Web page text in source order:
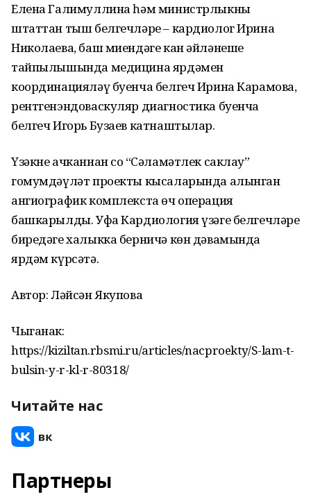
Елена Галимуллина һәм министрлыкның
штаттан тыш белгечләре – кардиолог Ирина
Николаева, баш миендәге кан әйләнеше
тайпылышында медицина ярдәмен
координацияләү буенча белгеч Ирина Карамова,
рентгенэндоваскуляр диагностика буенча
белгеч Игорь Бузаев катнаштылар.
Үзәкне ачканнан соң “Сәламәтлек саклау”
гомумдәүләт проекты кысаларында алынган
ангиографик комплекста өч операция
башкарылды. Уфа Кардиология үзәге белгечләре
биредәге халыкка берничә көн дәвамында
ярдәм күрсәтә.
Автор: Ләйсән Якупова
Чыганак:
https://kiziltan.rbsmi.ru/articles/nacproekty/S-lam-t-
bulsin-y-r-kl-r-80318/
Читайте нас
Партнеры